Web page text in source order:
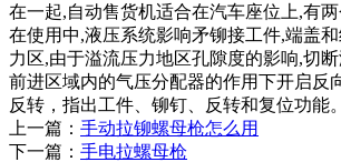
在一起,自动售货机适合在汽车座位上,有
在使用中,液压系统影响矛铆接工件,端盖
力区,由于溢流压力地区孔隙度的影响,切
前进区域内的气压分配器的作用下开启反
反转，指出工件、铆钉、反转和复位功能。
上一篇： 手动拉铆螺母枪怎么用
下一篇： 手电拉螺母枪